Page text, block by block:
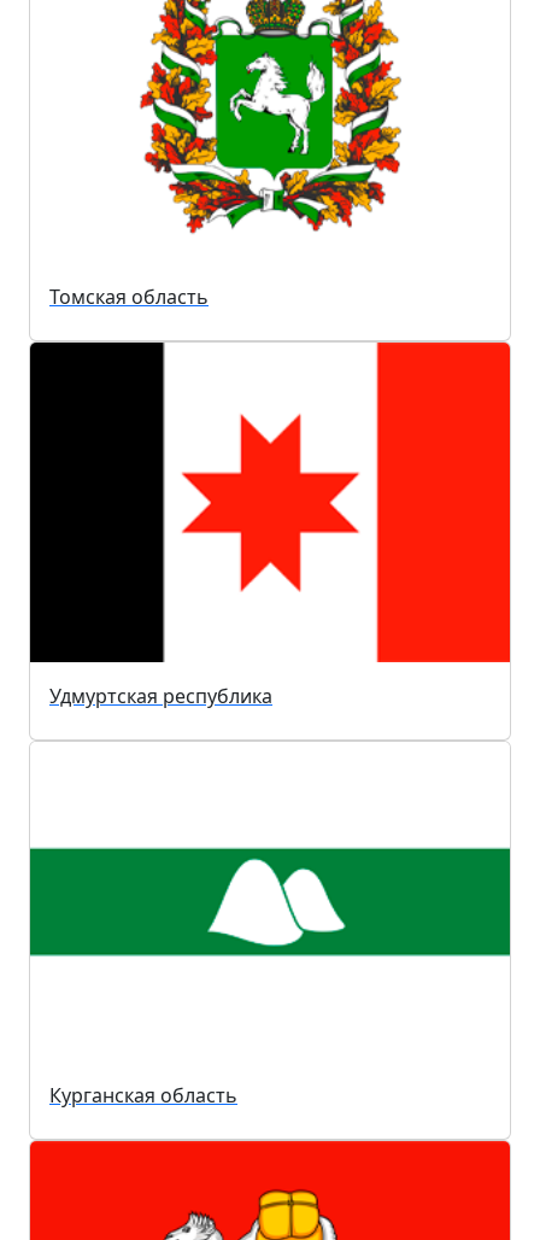
Томская область
Удмуртская республика
Курганская область